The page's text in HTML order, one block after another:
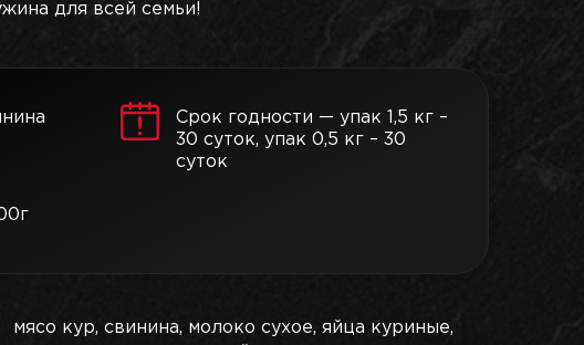
для всей семьи!
Срок годности — упак 1,5 кг –
30 суток, упак 0,5 кг – 30
суток
мясо кур, свинина, молоко сухое, яйца куриные,